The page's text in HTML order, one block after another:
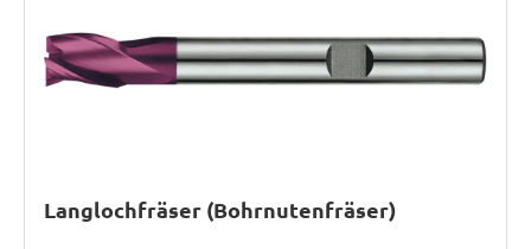
Langlochfräser (Bohrnutenfräser)